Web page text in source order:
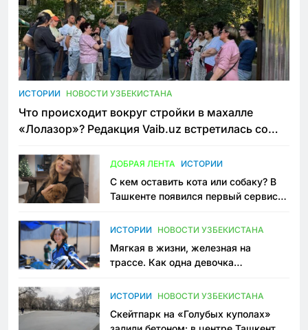
ИСТОРИИ НОВОСТИ УЗБЕКИСТАНА
Что происходит вокруг стройки в махалле
«Лолазор»? Редакция Vaib.uz встретилась со
ДОБРАЯ ЛЕНТА ИСТОРИИ
С кем оставить кота или собаку? В
Ташкенте появился первый сервис
ИСТОРИИ НОВОСТИ УЗБЕКИСТАНА
Мягкая в жизни, железная на
трассе. Как одна девочка
Узбекистане
ИСТОРИИ НОВОСТИ УЗБЕКИСТАНА
Скейтпарк на «Голубых куполах»